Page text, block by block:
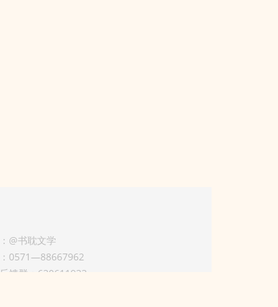
@书耽文学
0571—88667962
馈群：630611933